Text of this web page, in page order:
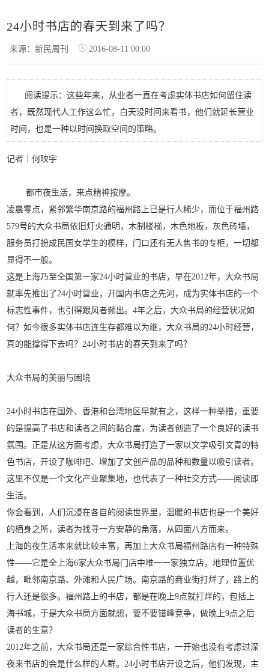
24小时书店的春天到来了吗？
来源：新民周刊 2016-08-11 00:00
阅读提示：这些年来，从业者一直在考虑实体书店如何留住读
者，既然现代人工作这么忙，白天没时间来看书，他们就延长营业
时间，也是一种以时间换取空间的策略。
记者｜何映宇
都市夜生活，来点精神按摩。
凌晨零点，紧邻繁华南京路的福州路上已是行人稀少，而位于福州路
579号的大众书局依旧灯火通明，木制楼梯，木色地板，灰色砖墙，
服务员打扮成民国女学生的模样，门口还有无人售书的专柜，一切都
显得不一般。
这是上海乃至全国第一家24小时营业的书店，早在2012年，大众书局
就率先推出了24小时营业，开国内书店之先河，成为实体书店的一个
标志性事件，也引得跟风者频出。4年之后，大众书局的经营状况如
何？如今很多实体书店连生存都难以为继，大众书局的24小时经营，
真的能撑得下去吗？24小时书店的春天到来了吗？
大众书局的美丽与困境
24小时书店在国外、香港和台湾地区早就有之，这样一种举措，重要
的是提高了书店和读者之间的黏合度，为读者创造了一个良好的读书
氛围。正是从这方面考虑，大众书局打造了一家以文学吸引文青的特
色书店，开设了咖啡吧、增加了文创产品的品种和数量以吸引读者。
这里不仅是一个文化产业聚集地，也代表了一种社交方式——阅读即
生活。
你会看到，人们沉浸在各自的阅读世界里，温暖的书店也是一个美好
的栖身之所，读者为找寻一方安静的角落，从四面八方而来。
上海的夜生活本来就比较丰富，再加上大众书局福州路店有一种特殊
性——它是全上海6家大众书局门店中唯一一家独立店，地理位置优
越，毗邻南京路、外滩和人民广场。南京路的商业街打烊了，路上的
行人还是很多。福州路上的书店，都是在晚上9点就打烊的，包括上
海书城，于是大众书局方面就想，要不要错峰竞争，做晚上9点之后
读者的生意？
2012年之前，大众书局还是一家综合性书店，一开始也没有考虑过深
夜来书店的会是什么样的人群。24小时书店开设之后，他们发现，主